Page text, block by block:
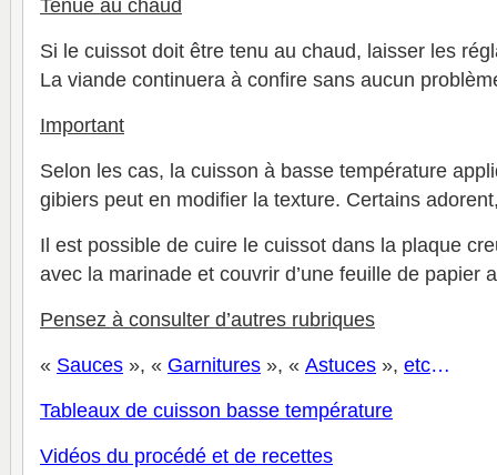
Tenue au chaud
Si le cuissot doit être tenu au chaud, laisser les
La viande continuera à confire sans aucun
Important
Selon les cas, la cuisson à basse température
gibiers peut en modifier la texture. Certains
Il est possible de cuire le cuissot dans la plaque
avec la marinade et couvrir d’une feuille de papier
Pensez à consulter d’autres rubriques
« Sauces », « Garnitures », « Astuces », etc…
Tableaux de cuisson basse température
Vidéos du procédé et de recettes